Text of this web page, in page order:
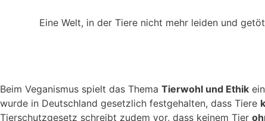
Eine Welt, in der Tiere nicht mehr leiden und
Beim Veganismus spielt das Thema Tierwohl und Ethik
wurde in Deutschland gesetzlich festgehalten, dass Tiere
Tierschutzgesetz schreibt zudem vor, dass keinem Tier